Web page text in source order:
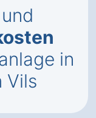
in
Vils